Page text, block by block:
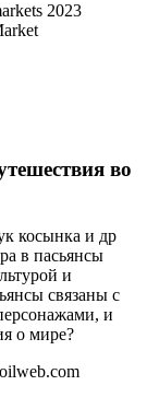
2023
во
косынка и др
в пасьянсы
и
связаны с
и
о мире?